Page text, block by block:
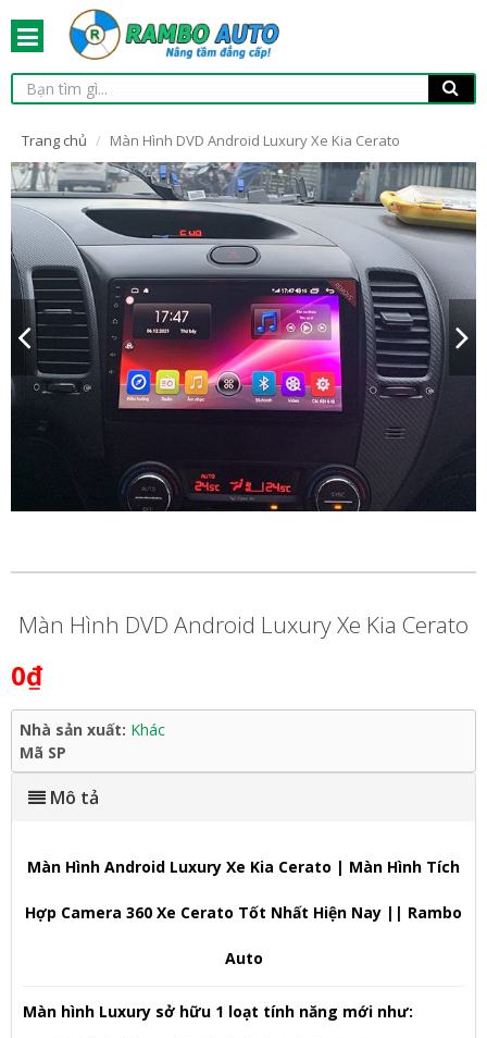
Trang chủ Màn Hình DVD Android Luxury Xe Kia Cerato
Màn Hình DVD Android Luxury Xe Kia Cerato
0₫
Nhà sản xuất: Khác
Mã SP
Mô tả
Màn Hình Android Luxury Xe Kia Cerato | Màn Hình Tích
Hợp Camera 360 Xe Cerato Tốt Nhất Hiện Nay || Rambo
Auto
Màn hình Luxury sở hữu 1 loạt tính năng mới như: